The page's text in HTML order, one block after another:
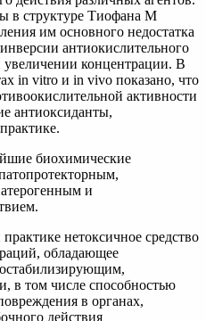
в структуре Тиофана М
им основного недостатка
антиокислительного
увеличении концентрации. В
in vitro и in vivo показано, что
активности
антиоксиданты,
биохимические
и
нетоксичное средство
обладающее
в том числе способностью
в органах,
действия